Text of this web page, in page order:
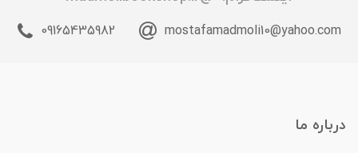
mostafamadmoli10@yahoo.com
09165435982
درباره ما